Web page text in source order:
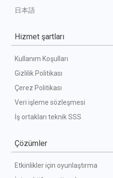
日本語
Hizmet şartları
Kullanım Koşulları
Gizlilik Politikası
Çerez Politikası
Veri işleme sözleşmesi
İş ortakları teknik SSS
Çözümler
Etkinlikler için oyunlaştırma